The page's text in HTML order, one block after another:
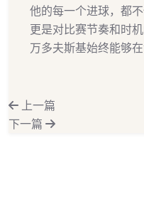
他的每一个进球，都
更是对比赛节奏和时
万多夫斯基始终能够
上一篇
下一篇